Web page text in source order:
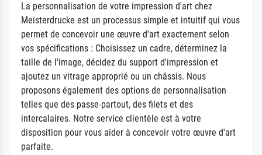
La personnalisation de votre impression d'art chez
Meisterdrucke est un processus simple et intuitif qui vous
permet de concevoir une œuvre d'art exactement selon
vos spécifications : Choisissez un cadre, déterminez la
taille de l'image, décidez du support d'impression et
ajoutez un vitrage approprié ou un châssis. Nous
proposons également des options de personnalisation
telles que des passe-partout, des filets et des
intercalaires. Notre service clientèle est à votre
disposition pour vous aider à concevoir votre œuvre d'art
parfaite.